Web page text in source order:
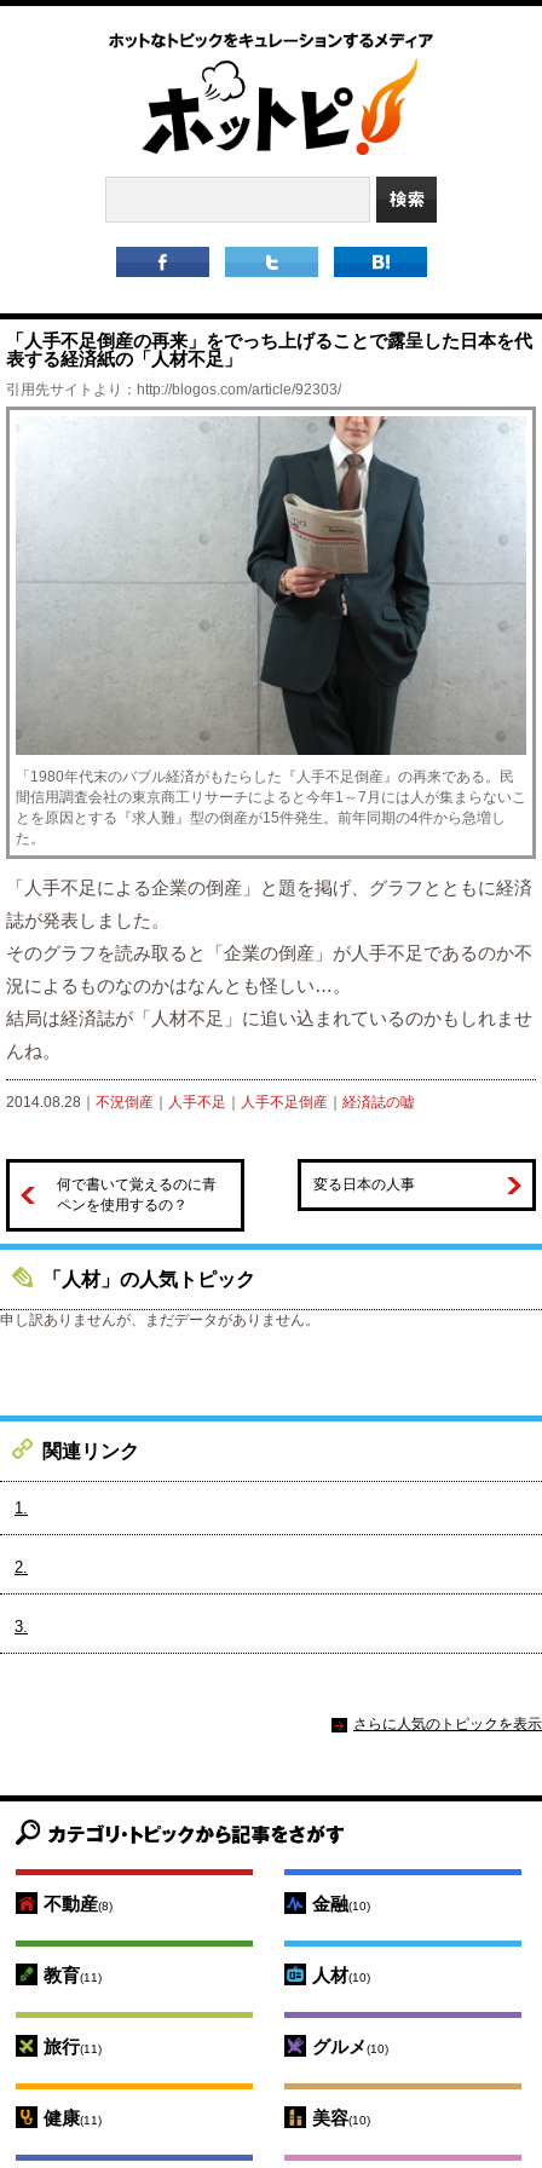
「人手不足倒産の再来」をでっち上げることで露呈した日本を代
表する経済紙の「人材不足」
引用先サイトより： http://blogos.com/article/92303/
「1980年代末のバブル経済がもたらした『人手不足倒産』の再来である。民
間信用調査会社の東京商工リサーチによると今年1～7月には人が集まらないこ
とを原因とする『求人難』型の倒産が15件発生。前年同期の4件から急増し
た。
「人手不足による企業の倒産」と題を掲げ、グラフとともに経済
誌が発表しました。
そのグラフを読み取ると「企業の倒産」が人手不足であるのか不
況によるものなのかはなんとも怪しい…。
結局は経済誌が「人材不足」に追い込まれているのかもしれませ
んね。
2014.08.28｜ 不況倒産 人手不足 人手不足倒産 経済誌の嘘
何で書いて覚えるのに青
ペンを使用するの？
変る日本の人事
「人材」の人気トピック
申し訳ありませんが、まだデータがありません。
関連リンク
1.
2.
3.
さらに人気のトピックを表示
不動産(8) 金融(10)
教育(11) 人材(10)
旅行(11) グルメ(10)
健康(11) 美容(10)